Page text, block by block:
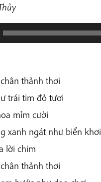
thảnh thơi
trái tim đỏ tươi
mỉm cười
xanh ngát như biển khơi
lời chim
thảnh thơi